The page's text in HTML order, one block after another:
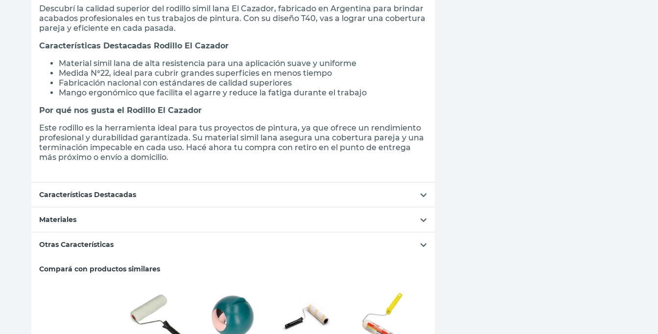
Descubrí la calidad superior del rodillo simil lana El Cazador, fabricado en Argentina para brindar
acabados profesionales en tus trabajos de pintura. Con su diseño T40, vas a lograr una cobertura
pareja y eficiente en cada pasada.
Características Destacadas Rodillo El Cazador
Material simil lana de alta resistencia para una aplicación suave y uniforme
Medida N°22, ideal para cubrir grandes superficies en menos tiempo
Fabricación nacional con estándares de calidad superiores
Mango ergonómico que facilita el agarre y reduce la fatiga durante el trabajo
Por qué nos gusta el Rodillo El Cazador
Este rodillo es la herramienta ideal para tus proyectos de pintura, ya que ofrece un rendimiento
profesional y durabilidad garantizada. Su material simil lana asegura una cobertura pareja y una
terminación impecable en cada uso. Hacé ahora tu compra con retiro en el punto de entrega
más próximo o envío a domicilio.
Características Destacadas
Materiales
Otras Características
Compará con productos similares